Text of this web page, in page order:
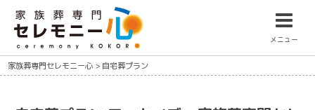
メニュー
家族葬専門セレモニー心 > 自宅葬プラン